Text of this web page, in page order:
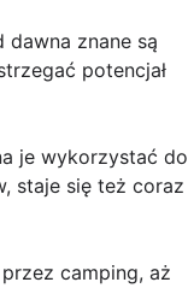
znane są
potencjał
je wykorzystać do
staje się też coraz
camping, aż